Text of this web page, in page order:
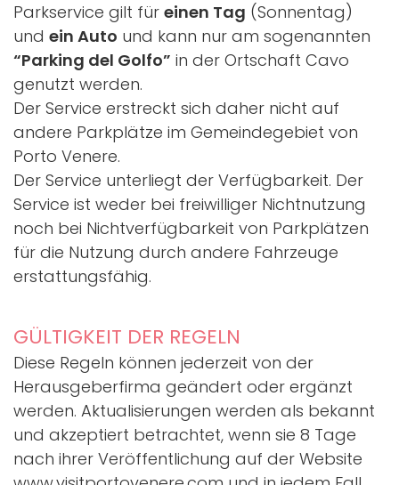
Parkservice gilt für einen Tag (Sonnentag)
und ein Auto und kann nur am sogenannten
“Parking del Golfo” in der Ortschaft Cavo
genutzt werden.
Der Service erstreckt sich daher nicht auf
andere Parkplätze im Gemeindegebiet von
Porto Venere.
Der Service unterliegt der Verfügbarkeit. Der
Service ist weder bei freiwilliger Nichtnutzung
noch bei Nichtverfügbarkeit von Parkplätzen
für die Nutzung durch andere Fahrzeuge
erstattungsfähig.
GÜLTIGKEIT DER REGELN
Diese Regeln können jederzeit von der
Herausgeberfirma geändert oder ergänzt
werden. Aktualisierungen werden als bekannt
und akzeptiert betrachtet, wenn sie 8 Tage
nach ihrer Veröffentlichung auf der Website